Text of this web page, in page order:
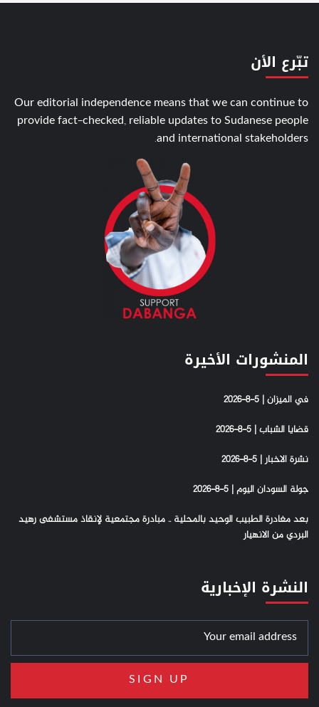
تبّرع الأن
Our editorial independence means that we can continue to
provide fact-checked, reliable updates to Sudanese people
and international stakeholders.
المنشورات الأخيرة
في الميزان | 5-8-2026
قضايا الشباب | 5-8-2026
نشرة الاخبار | 5-8-2026
جولة السودان اليوم | 5-8-2026
بعد مغادرة الطبيب الوحيد بالمحلية .. مبادرة مجتمعية لإنقاذ مستشفى رهيد
البردي من الانهيار
النشرة الإخبارية